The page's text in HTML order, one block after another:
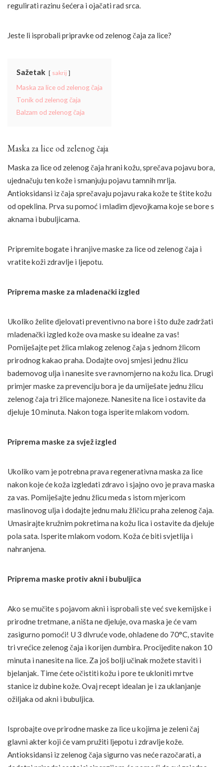
regulirati razinu šećera i ojačati rad srca.
Jeste li isprobali pripravke od zelenog čaja za lice?
Sažetak sakrij
Maska za lice od zelenog čaja
Tonik od zelenog čaja
Balzam od zelenog čaja
Maska za lice od zelenog čaja
Maska za lice od zelenog čaja hrani kožu, sprečava pojavu bora,
ujednačuju ten kože i smanjuju pojavu tamnih mrlja.
Antioksidansi iz čaja sprečavaju pojavu raka kože te štite kožu
od opeklina. Prva su pomoć i mladim djevojkama koje se bore s
aknama i bubuljicama.
Pripremite bogate i hranjive maske za lice od zelenog čaja i
vratite koži zdravlje i ljepotu.
Priprema maske za mladenački izgled
Ukoliko želite djelovati preventivno na bore i što duže zadržati
mladenački izgled kože ova maske su idealne za vas!
Pomiješajte pet žlica mlakog zelenog čaja s jednom žlicom
prirodnog kakao praha. Dodajte ovoj smjesi jednu žlicu
bademovog ulja i nanesite sve ravnomjerno na kožu lica. Drugi
primjer maske za prevenciju bora je da umiješate jednu žlicu
zelenog čaja tri žlice majoneze. Nanesite na lice i ostavite da
djeluje 10 minuta. Nakon toga isperite mlakom vodom.
Priprema maske za svjež izgled
Ukoliko vam je potrebna prava regenerativna maska za lice
nakon koje će koža izgledati zdravo i sjajno ovo je prava maska
za vas. Pomiješajte jednu žlicu meda s istom mjericom
maslinovog ulja i dodajte jednu malu žličicu praha zelenog čaja.
Umasirajte kružnim pokretima na kožu lica i ostavite da djeluje
pola sata. Isperite mlakom vodom. Koža će biti svjetlija i
nahranjena.
Priprema maske protiv akni i bubuljica
Ako se mučite s pojavom akni i isprobali ste već sve kemijske i
prirodne tretmane, a ništa ne djeluje, ova maska je će vam
zasigurno pomoći! U 3 dlvruće vode, ohlađene do 70°C, stavite
tri vrećice zelenog čaja i korijen đumbira. Procijedite nakon 10
minuta i nanesite na lice. Za još bolji učinak možete staviti i
bjelanjak. Time ćete očistiti kožu i pore te ukloniti mrtve
stanice iz dubine kože. Ovaj recept idealan je i za uklanjanje
ožiljaka od akni i bubuljica.
Isprobajte ove prirodne maske za lice u kojima je zeleni čaj
glavni akter koji će vam pružiti ljepotu i zdravlje kože.
Antioksidansi iz zelenog čaja sigurno vas neće razočarati, a